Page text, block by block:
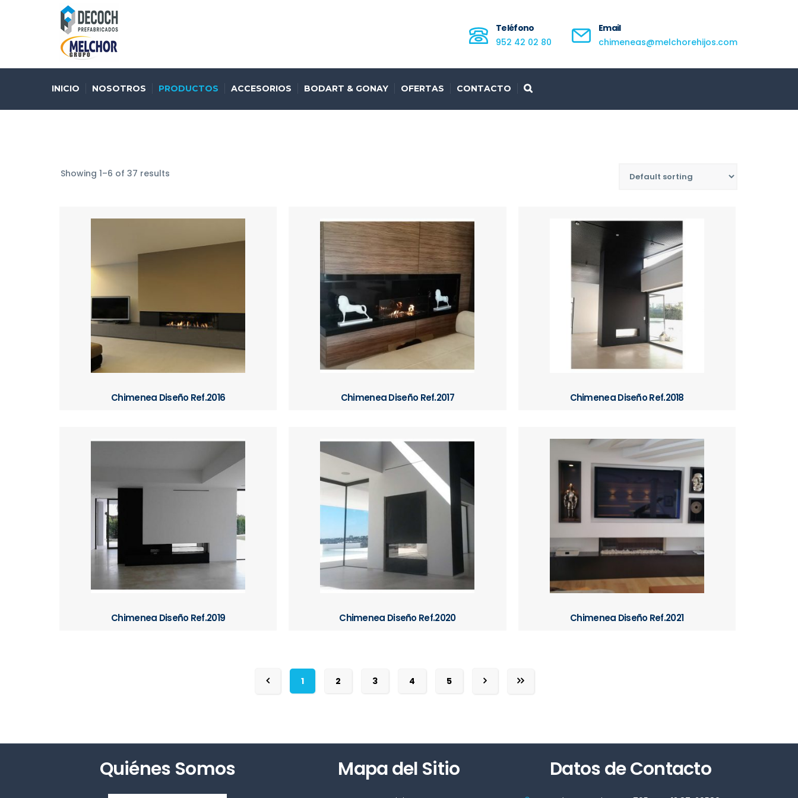
Teléfono
952 42 02 80
Email
chimeneas@melchorehijos.com
INICIO NOSOTROS PRODUCTOS ACCESORIOS BODART & GONAY OFERTAS CONTACTO
Showing 1–6 of 37 results
Chimenea Diseño Ref.2016 Chimenea Diseño Ref.2017 Chimenea Diseño Ref.2018
Chimenea Diseño Ref.2019 Chimenea Diseño Ref.2020 Chimenea Diseño Ref.2021
1 2 3 4 5
Quiénes Somos Mapa del Sitio Datos de Contacto